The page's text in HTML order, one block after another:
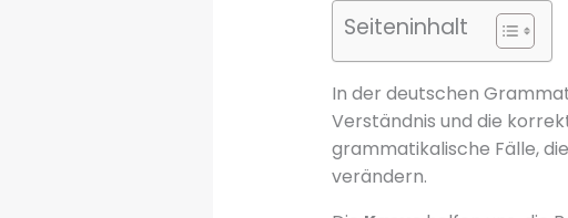
Seiteninhalt
In der deutschen
Verständnis und die
grammatikalische Fälle,
verändern.